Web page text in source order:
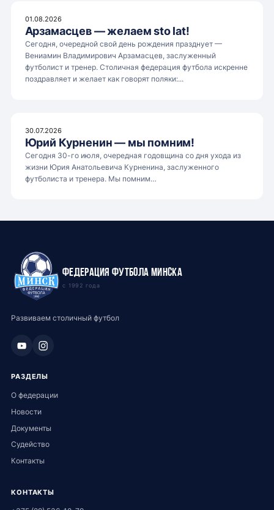
01.08.2026
Арзамасцев — желаем sto lat!
Сегодня, очередной свой день рождения празднует —
Вениамин Владимирович Арзамасцев, заслуженный
футболист и тренер. Столичная федерация футбола искренне
поздравляет и желает как говорят поляки:...
30.07.2026
Юрий Курненин — мы помним!
Сегодня 30-го июля, очередная годовщина со дня ухода из
жизни Юрия Анатольевича Курненина, заслуженного
футболиста и тренера. Мы помним…
Федерация футбола Минска
с 1992 года
Развиваем столичный футбол
РАЗДЕЛЫ
О федерации
Новости
Документы
Судейство
Контакты
КОНТАКТЫ